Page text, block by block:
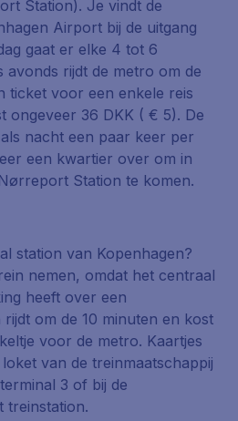
Station). Je vindt de
Airport bij de uitgang
gaat er elke 4 tot 6
avonds rijdt de metro om de
ticket voor een enkele reis
ongeveer 36 DKK ( € 5). De
nacht een paar keer per
een kwartier over om in
Station te komen.
station van Kopenhagen?
nemen, omdat het centraal
heeft over een
om de 10 minuten en kost
voor de metro. Kaartjes
van de treinmaatschappij
3 of bij de
treinstation.